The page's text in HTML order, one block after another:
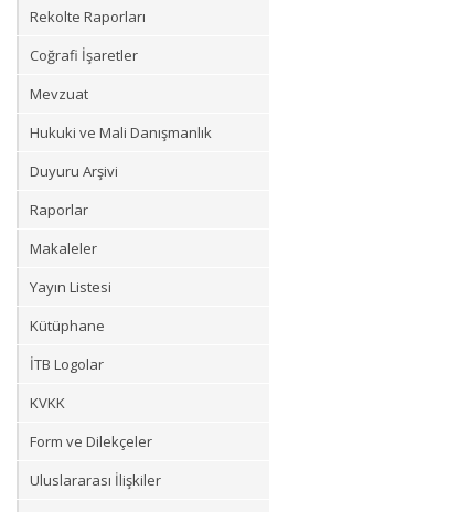
Rekolte Raporları
Coğrafi İşaretler
Mevzuat
Hukuki ve Mali Danışmanlık
Duyuru Arşivi
Raporlar
Makaleler
Yayın Listesi
Kütüphane
İTB Logolar
KVKK
Form ve Dilekçeler
Uluslararası İlişkiler